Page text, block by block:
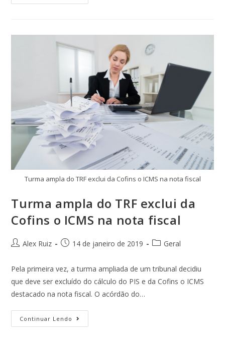
Turma ampla do TRF exclui da Cofins o ICMS na nota fiscal
Turma ampla do TRF exclui da
Cofins o ICMS na nota fiscal
Alex Ruiz 14 de janeiro de 2019 Geral
Pela primeira vez, a turma ampliada de um tribunal decidiu
que deve ser excluído do cálculo do PIS e da Cofins o ICMS
destacado na nota fiscal. O acórdão do…
Continuar Lendo